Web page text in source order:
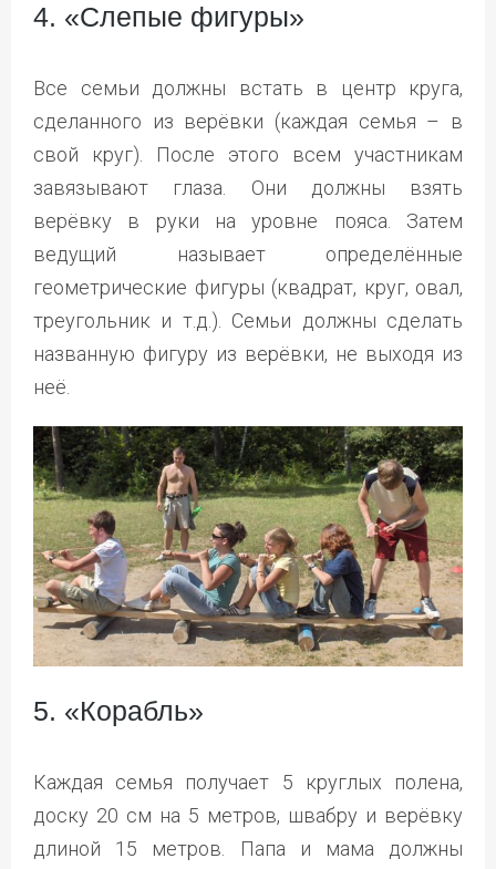
4. «Слепые фигуры»
Все семьи должны встать в центр круга,
сделанного из верёвки (каждая семья – в
свой круг). После этого всем участникам
завязывают глаза. Они должны взять
верёвку в руки на уровне пояса. Затем
ведущий называет определённые
геометрические фигуры (квадрат, круг, овал,
треугольник и т.д.). Семьи должны сделать
названную фигуру из верёвки, не выходя из
неё.
5. «Корабль»
Каждая семья получает 5 круглых полена,
доску 20 см на 5 метров, швабру и верёвку
длиной 15 метров. Папа и мама должны